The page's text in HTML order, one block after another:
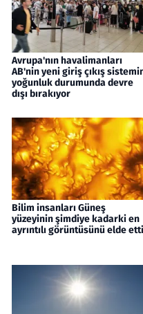
Avrupa'nın havalimanları
AB'nin yeni giriş çıkış
yoğunluk durumunda devre
dışı bırakıyor
Bilim insanları Güneş
yüzeyinin şimdiye kadarki en
ayrıntılı görüntüsünü elde etti